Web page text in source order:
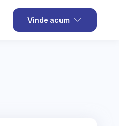
Vinde acum